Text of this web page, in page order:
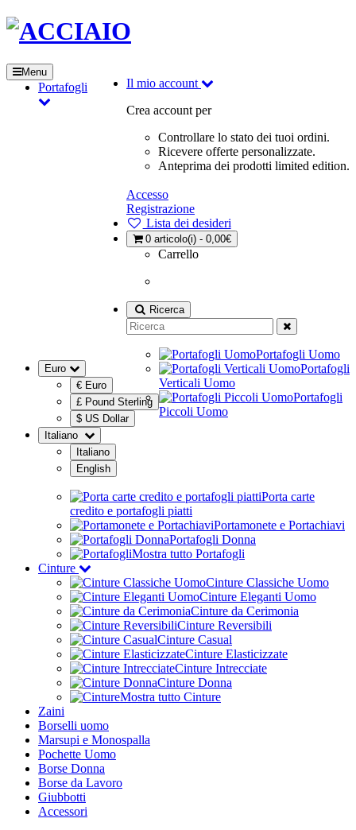
Menu
Il mio account
Crea account per
Controllare lo stato dei tuoi ordini.
Ricevere offerte personalizzate.
Anteprima dei prodotti limited edition.
Accesso
Registrazione
Lista dei desideri
0 articolo(i) - 0,00€
Carrello
Ricerca
Euro
€ Euro
£ Pound Sterling
$ US Dollar
Italiano
Italiano
English
Portafogli
Portafogli Uomo
Portafogli
Verticali Uomo
Portafogli
Piccoli Uomo
Porta carte
credito e portafogli piatti
Portamonete e Portachiavi
Portafogli Donna
Mostra tutto Portafogli
Cinture
Cinture Classiche Uomo
Cinture Eleganti Uomo
Cinture da Cerimonia
Cinture Reversibili
Cinture Casual
Cinture Elasticizzate
Cinture Intrecciate
Cinture Donna
Mostra tutto Cinture
Zaini
Borselli uomo
Marsupi e Monospalla
Pochette Uomo
Borse Donna
Borse da Lavoro
Giubbotti
Accessori